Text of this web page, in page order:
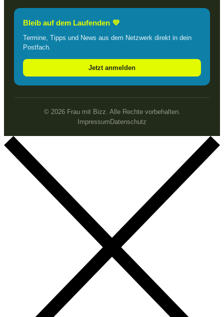
Bleib auf dem Laufenden 💜
Termine, Tipps und News aus dem Netzwerk direkt in dein
Postfach.
Jetzt anmelden
© 2026 Frau mit Bizz. Alle Rechte vorbehalten.
Impressum Datenschutz